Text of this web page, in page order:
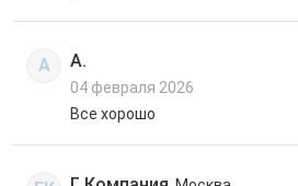
А А.
04 февраля 2026
Все хорошо